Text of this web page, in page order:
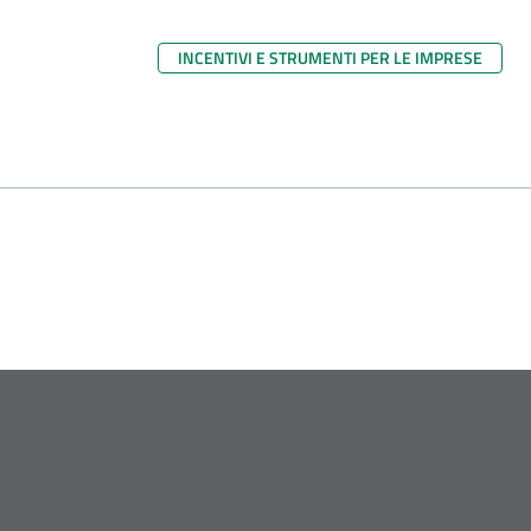
INCENTIVI E STRUMENTI PER LE IMPRESE